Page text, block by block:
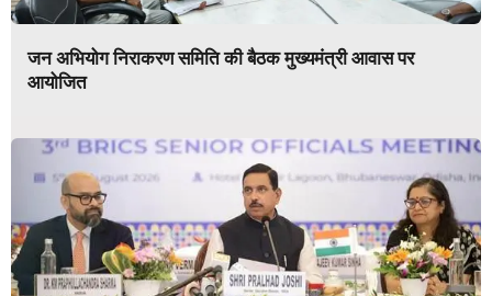
जन अभियोग निराकरण समिति की बैठक मुख्यमंत्री आवास पर
आयोजित